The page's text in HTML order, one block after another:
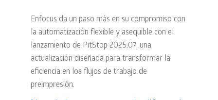
Enfocus da un paso más en su compromiso con
la automatización flexible y asequible con el
lanzamiento de PitStop 2025.07, una
actualización diseñada para transformar la
eficiencia en los flujos de trabajo de
preimpresión.